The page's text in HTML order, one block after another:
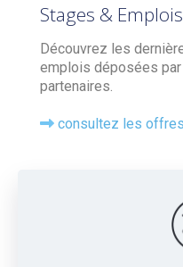
Stages & Emplois
Découvrez les
emplois déposées
partenaires.
consultez les offres
16 Chemin de la